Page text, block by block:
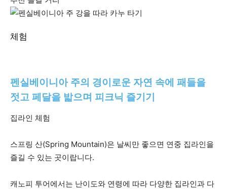
체험
펜실베이니아 주의 경이로운 자연 속에 패들을
젓고 페달을 밟으며 피크닉 즐기기
집라인 체험
스프링 산(Spring Mountain)은 날씨만 좋으면 연중 집라인을
즐길 수 있는 곳이랍니다.
캐노피 투어에서는 난이도와 연령에 따라 다양한 집라인과 다